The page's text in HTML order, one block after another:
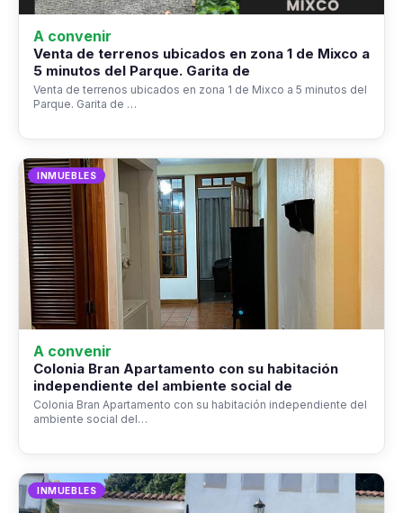
A convenir
Venta de terrenos ubicados en zona 1 de Mixco a
5 minutos del Parque. Garita de
Venta de terrenos ubicados en zona 1 de Mixco a 5 minutos del
Parque. Garita de …
INMUEBLES
A convenir
Colonia Bran Apartamento con su habitación
independiente del ambiente social de
Colonia Bran Apartamento con su habitación independiente del
ambiente social del…
INMUEBLES